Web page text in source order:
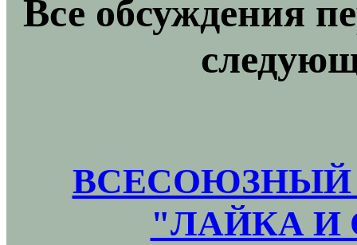
Все обсуждения
ВСЕСОЮЗНЫЙ
"ЛАЙКА И